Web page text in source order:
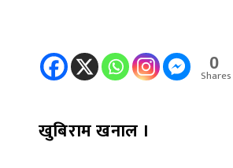
0
Shares
खुबिराम खनाल ।